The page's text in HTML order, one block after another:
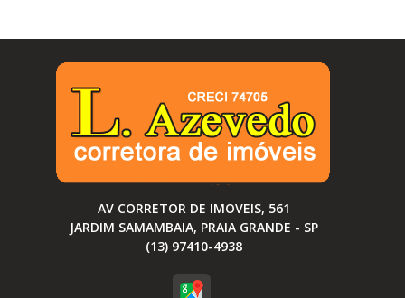
AV CORRETOR DE IMOVEIS, 561
JARDIM SAMAMBAIA, PRAIA GRANDE - SP
(13) 97410-4938